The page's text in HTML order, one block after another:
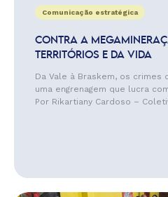
Comunicação estratégica
CONTRA A
TERRITÓRIOS E DA VIDA
Da Vale à Braskem, os crimes
uma engrenagem que lucra
Por Rikartiany Cardoso –